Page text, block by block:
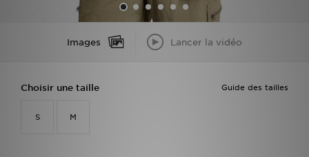
Images Lancer la vidéo
Guide des tailles
Choisir une taille
S M